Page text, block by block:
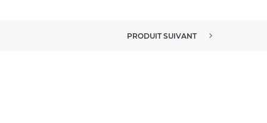
PRODUIT SUIVANT